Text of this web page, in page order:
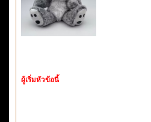
ผู้เริ่มหัวข้อนี้